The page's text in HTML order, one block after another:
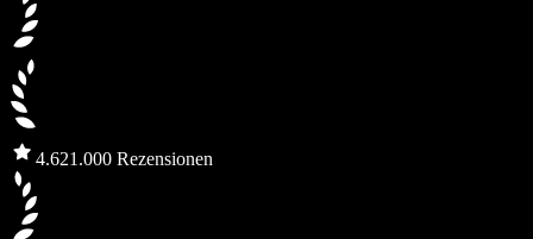
4.621.000 Rezensionen